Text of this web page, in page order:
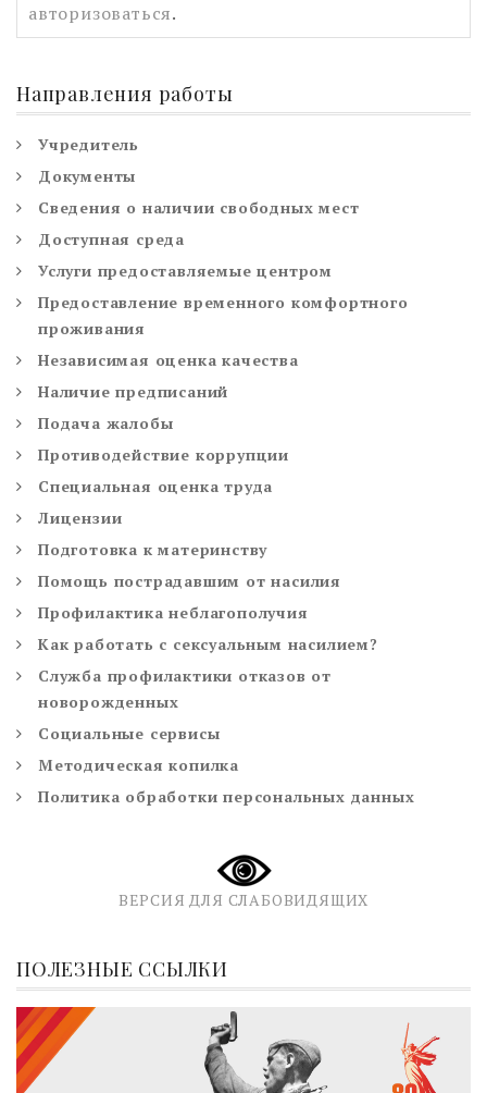
авторизоваться.
Направления работы
Учредитель
Документы
Сведения о наличии свободных мест
Доступная среда
Услуги предоставляемые центром
Предоставление временного комфортного
проживания
Независимая оценка качества
Наличие предписаний
Подача жалобы
Противодействие коррупции
Специальная оценка труда
Лицензии
Подготовка к материнству
Помощь пострадавшим от насилия
Профилактика неблагополучия
Как работать с сексуальным насилием?
Служба профилактики отказов от
новорожденных
Социальные сервисы
Методическая копилка
Политика обработки персональных данных
ВЕРСИЯ ДЛЯ СЛАБОВИДЯЩИХ
ПОЛЕЗНЫЕ ССЫЛКИ